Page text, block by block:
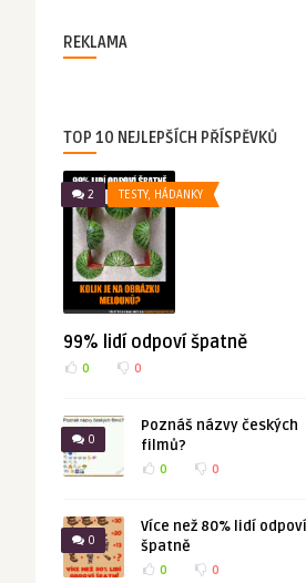
REKLAMA
TOP 10 NEJLEPŠÍCH PŘÍSPĚVKŮ
2 TESTY, HÁDANKY
99% lidí odpoví špatně
0 0
0
Poznáš názvy českých
filmů?
0 0
0
Více než 80% lidí odpoví
špatně
0 0